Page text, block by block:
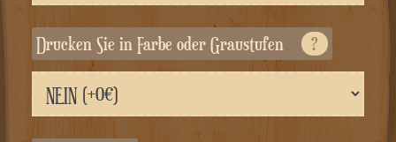
Drucken Sie in Farbe oder Graustufen ?